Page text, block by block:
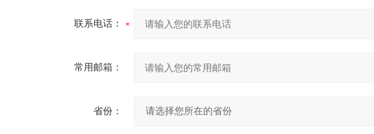
联系电话：
常用邮箱：
省份：